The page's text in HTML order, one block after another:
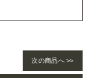
次の商品へ >>